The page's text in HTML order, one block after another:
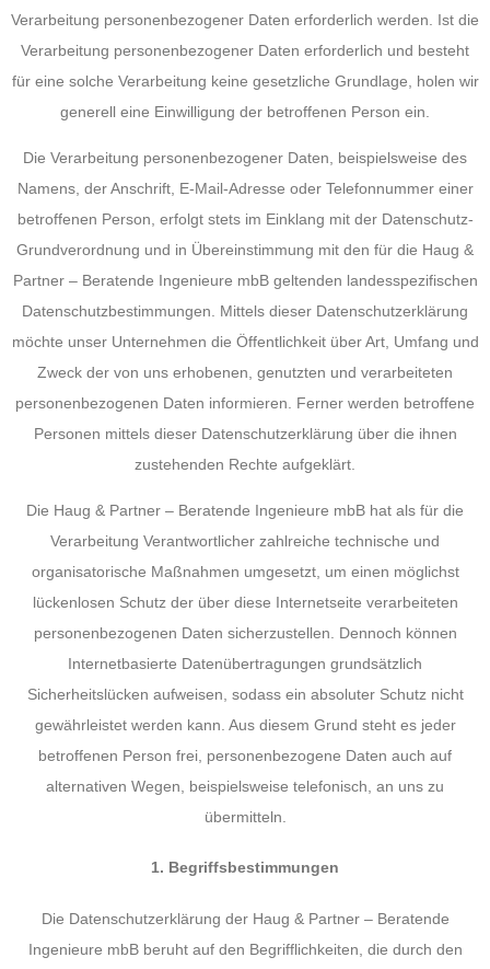
Verarbeitung personenbezogener Daten erforderlich werden. Ist die
Verarbeitung personenbezogener Daten erforderlich und besteht
für eine solche Verarbeitung keine gesetzliche Grundlage, holen wir
generell eine Einwilligung der betroffenen Person ein.
Die Verarbeitung personenbezogener Daten, beispielsweise des
Namens, der Anschrift, E-Mail-Adresse oder Telefonnummer einer
betroffenen Person, erfolgt stets im Einklang mit der Datenschutz-
Grundverordnung und in Übereinstimmung mit den für die Haug &
Partner – Beratende Ingenieure mbB geltenden landesspezifischen
Datenschutzbestimmungen. Mittels dieser Datenschutzerklärung
möchte unser Unternehmen die Öffentlichkeit über Art, Umfang und
Zweck der von uns erhobenen, genutzten und verarbeiteten
personenbezogenen Daten informieren. Ferner werden betroffene
Personen mittels dieser Datenschutzerklärung über die ihnen
zustehenden Rechte aufgeklärt.
Die Haug & Partner – Beratende Ingenieure mbB hat als für die
Verarbeitung Verantwortlicher zahlreiche technische und
organisatorische Maßnahmen umgesetzt, um einen möglichst
lückenlosen Schutz der über diese Internetseite verarbeiteten
personenbezogenen Daten sicherzustellen. Dennoch können
Internetbasierte Datenübertragungen grundsätzlich
Sicherheitslücken aufweisen, sodass ein absoluter Schutz nicht
gewährleistet werden kann. Aus diesem Grund steht es jeder
betroffenen Person frei, personenbezogene Daten auch auf
alternativen Wegen, beispielsweise telefonisch, an uns zu
übermitteln.
1. Begriffsbestimmungen
Die Datenschutzerklärung der Haug & Partner – Beratende
Ingenieure mbB beruht auf den Begrifflichkeiten, die durch den